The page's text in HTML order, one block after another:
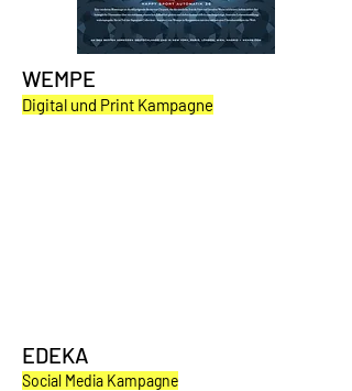
WEMPE
Digital und Print Kampagne
EDEKA
Social Media Kampagne